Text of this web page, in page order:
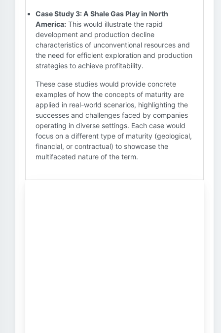
Case Study 3: A Shale Gas Play in North
America: This would illustrate the rapid
development and production decline
characteristics of unconventional resources and
the need for efficient exploration and production
strategies to achieve profitability.
These case studies would provide concrete
examples of how the concepts of maturity are
applied in real-world scenarios, highlighting the
successes and challenges faced by companies
operating in diverse settings. Each case would
focus on a different type of maturity (geological,
financial, or contractual) to showcase the
multifaceted nature of the term.